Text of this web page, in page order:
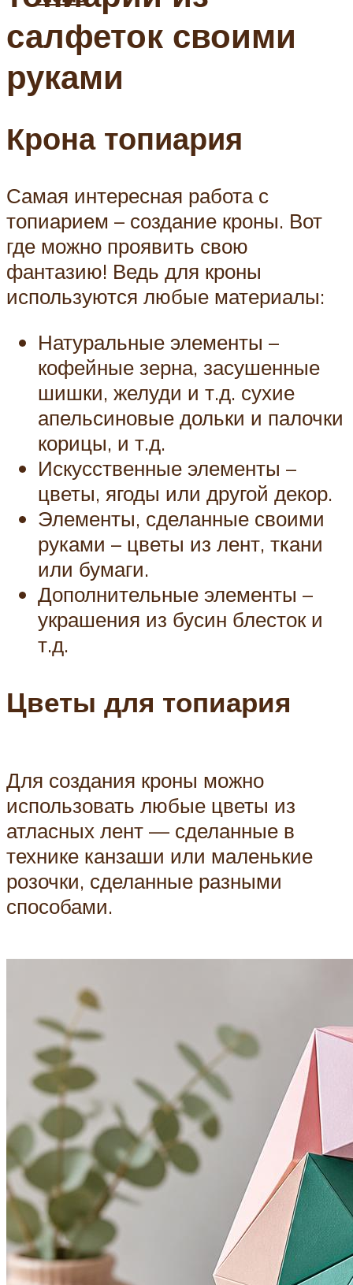
салфеток своими
руками
Крона топиария
Самая интересная работа с
топиарием – создание кроны. Вот
где можно проявить свою
фантазию! Ведь для кроны
используются любые материалы:
Натуральные элементы –
кофейные зерна, засушенные
шишки, желуди и т.д. сухие
апельсиновые дольки и палочки
корицы, и т.д.
Искусственные элементы –
цветы, ягоды или другой декор.
Элементы, сделанные своими
руками – цветы из лент, ткани
или бумаги.
Дополнительные элементы –
украшения из бусин блесток и
т.д.
Цветы для топиария
Для создания кроны можно
использовать любые цветы из
атласных лент — сделанные в
технике канзаши или маленькие
розочки, сделанные разными
способами.